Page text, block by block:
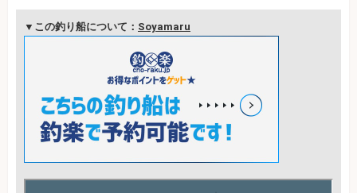
▼この釣り船について： Soyamaru